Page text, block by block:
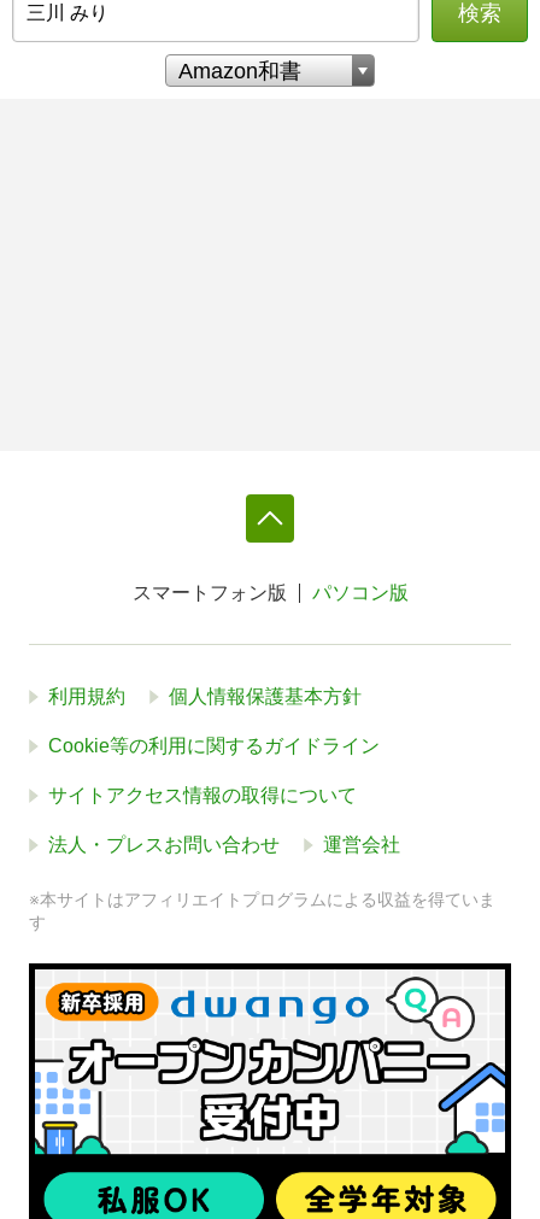
検索
スマートフォン版 パソコン版
利用規約 個人情報保護基本方針
Cookie等の利用に関するガイドライン
サイトアクセス情報の取得について
法人・プレスお問い合わせ 運営会社
※本サイトはアフィリエイトプログラムによる収益を得ていま
す